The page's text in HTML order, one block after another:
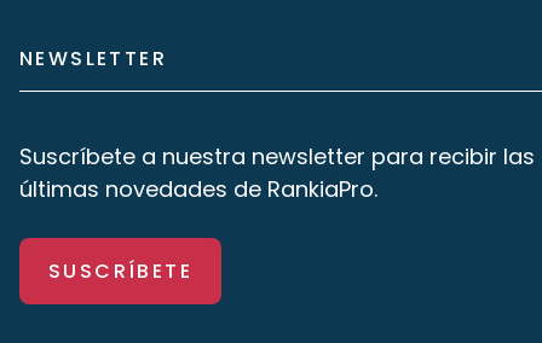
NEWSLETTER
Suscríbete a nuestra newsletter para recibir las
últimas novedades de RankiaPro.
SUSCRÍBETE